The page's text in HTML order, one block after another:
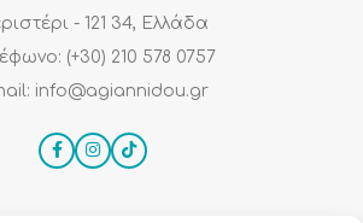
- 121 34, Ελλάδα
(+30) 210 578 0757
info@agiannidou.gr